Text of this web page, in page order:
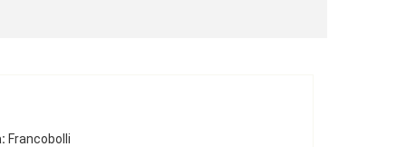
Francobolli